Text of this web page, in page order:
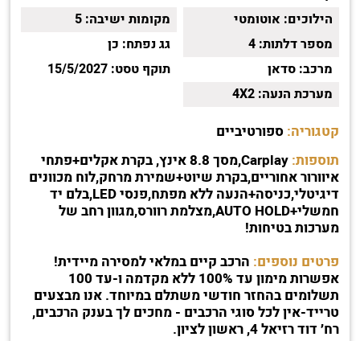
הילוכים: אוטומטי
מספר דלתות: 4
מרכב: סדאן
מערכת הנעה: 4X2
מקומות ישיבה: 5
גג נפתח: כן
תוקף טסט: 15/5/2027
קטגוריה:ספורטיביים
תוספות:
Carplay,מסך 8.8 אינץ, בקרת אקלים+פתחי
איוורור אחוריים,בקרת שיוט+שמירת מרחק,לוח מכוונים
דיגיטלי,כניסה+הנעה ללא מפתח,פנסי LED,בלם יד
חמשלי+AUTO HOLD,מצלמת רוורס,מגוון רחב של
מערכות בטיחות!
פרטים נוספים: הרכב קיים במלאי למסירה מיידית!
אפשרות מימון עד 100% ללא מקדמה ו-עד 100
תשלומים בהחזר חודשי משתלם במיוחד. אנו מבצעים
טרייד-אין לכל סוגי הרכבים - מחכים לך בענק הרכבים,
רח׳ דוד רזיאל 4, ראשון לציון.